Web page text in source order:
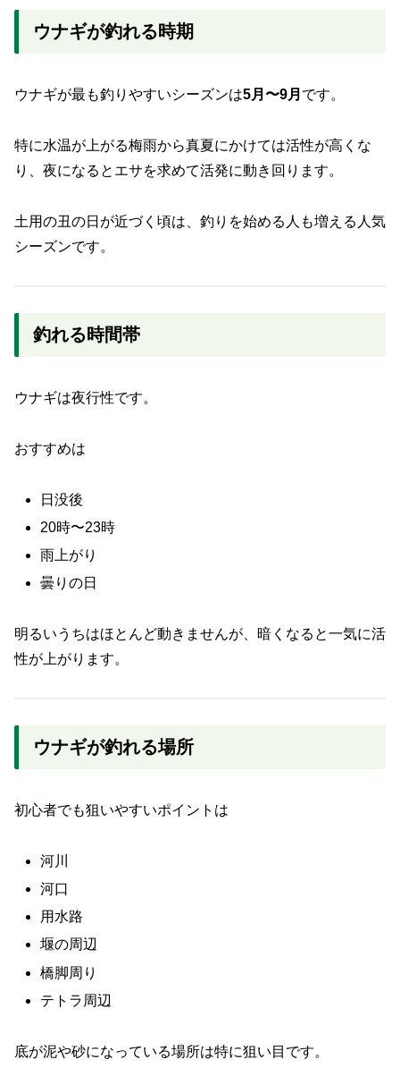
ウナギが釣れる時期
ウナギが最も釣りやすいシーズンは5月〜9月 です。
特に水温が上がる梅雨から真夏にかけては活性が高くな
り、夜になるとエサを求めて活発に動き回ります。
土用の丑の日が近づく頃は、釣りを始める人も増える人気
シーズンです。
釣れる時間帯
ウナギは夜行性です。
おすすめは
日没後
20時〜23時
雨上がり
曇りの日
明るいうちはほとんど動きませんが、暗くなると一気に活
性が上がります。
ウナギが釣れる場所
初心者でも狙いやすいポイントは
河川
河口
用水路
堰の周辺
橋脚周り
テトラ周辺
底が泥や砂になっている場所は特に狙い目です。